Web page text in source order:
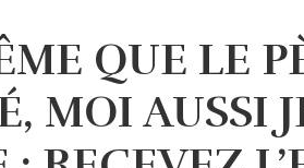
QUE LE
MOI AUSSI